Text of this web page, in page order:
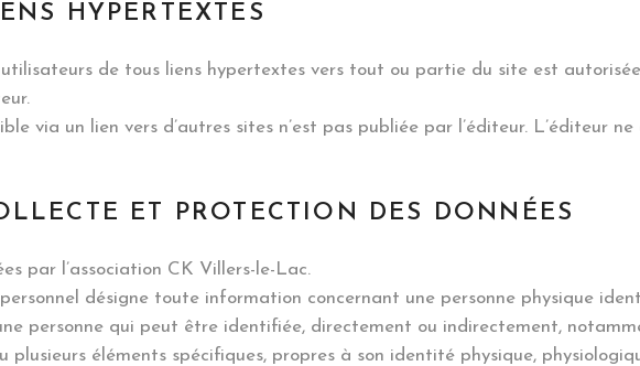
HYPERTEXTES
de tous liens hypertextes vers tout ou partie du site est
via un lien vers d’autres sites n’est pas publiée par l’éditeur. L’éditeur
ET PROTECTION DES DONNÉES
par l’association CK Villers-le-Lac.
désigne toute information concernant une personne physique
personne qui peut être identifiée, directement ou indirectement,
plusieurs éléments spécifiques, propres à son identité physique,